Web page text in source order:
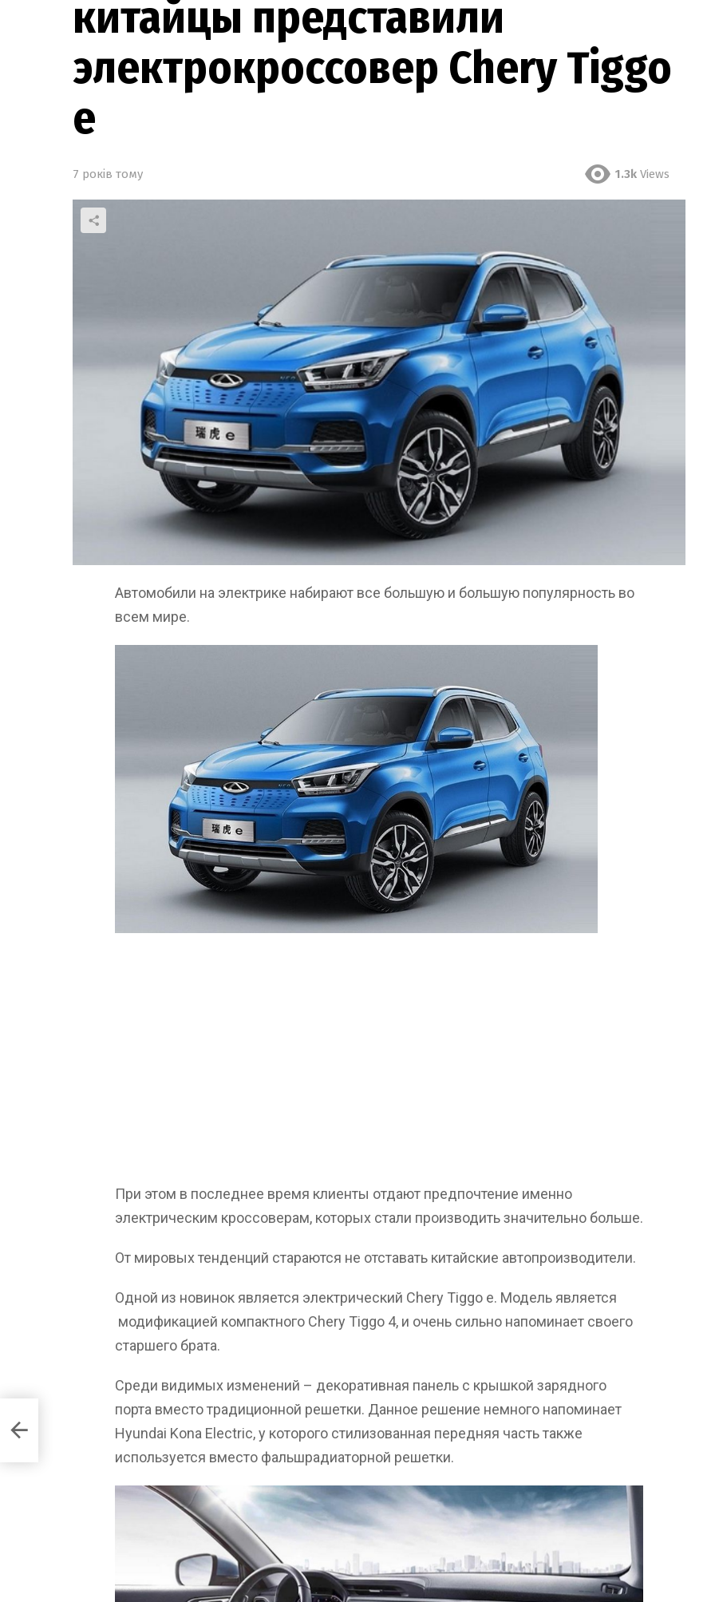
китайцы представили
электрокроссовер Chery Tiggo
e
7 років тому 1.3k Views
Автомобили на электрике набирают все большую и большую популярность во
всем мире.
При этом в последнее время клиенты отдают предпочтение именно
электрическим кроссоверам, которых стали производить значительно больше.
От мировых тенденций стараются не отставать китайские автопроизводители.
Одной из новинок является электрический Chery Tiggo e. Модель является
модификацией компактного Chery Tiggo 4, и очень сильно напоминает своего
старшего брата.
Среди видимых изменений – декоративная панель с крышкой зарядного
порта вместо традиционной решетки. Данное решение немного напоминает
Hyundai Kona Electric, у которого стилизованная передняя часть также
используется вместо фальшрадиаторной решетки.